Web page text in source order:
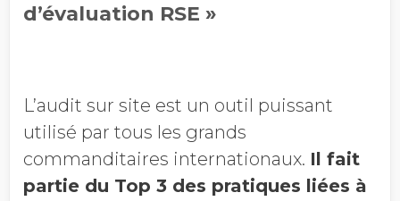
d’évaluation RSE »
L’audit sur site est un outil puissant
utilisé par tous les grands
commanditaires internationaux. Il fait
partie du Top 3 des pratiques liées à